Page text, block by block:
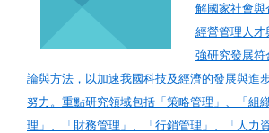
解國家社會與
經營管理人才
強研究發展符
論與方法，以加速我國科技及經濟的發展與進
努力。重點研究領域包括「策略管理」、「組
理」、「財務管理」、「行銷管理」、「人力